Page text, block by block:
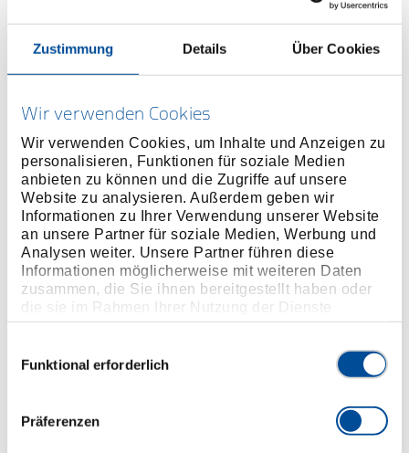
Zustimmung Details Über Cookies
Wir verwenden Cookies
Wir verwenden Cookies, um Inhalte und Anzeigen zu
personalisieren, Funktionen für soziale Medien
anbieten zu können und die Zugriffe auf unsere
Website zu analysieren. Außerdem geben wir
Informationen zu Ihrer Verwendung unserer Website
an unsere Partner für soziale Medien, Werbung und
Analysen weiter. Unsere Partner führen diese
Informationen möglicherweise mit weiteren Daten
zusammen, die Sie ihnen bereitgestellt haben oder
die sie im Rahmen Ihrer Nutzung der Dienste
gesammelt haben. Unsere vollständige
Funktional erforderlich
Präferenzen
ONLINE KAUFEN
HÄNDLER FINDEN
Produktlinie EAN 4060833008761
Produktbeschreibung
In Anlehnung an DIN 3113, ISO 3318
Mit 180° schwenkbarem Kopf
Maulstellung 15°
Oberfläche matt-satiniert verchromt
Chrom-Vanadium-Stahl
Abmessungen und Gewichte
Lieferumfang